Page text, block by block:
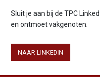
Sluit je aan bij de TPC
en ontmoet vakgenoten.
NAAR LINKEDIN